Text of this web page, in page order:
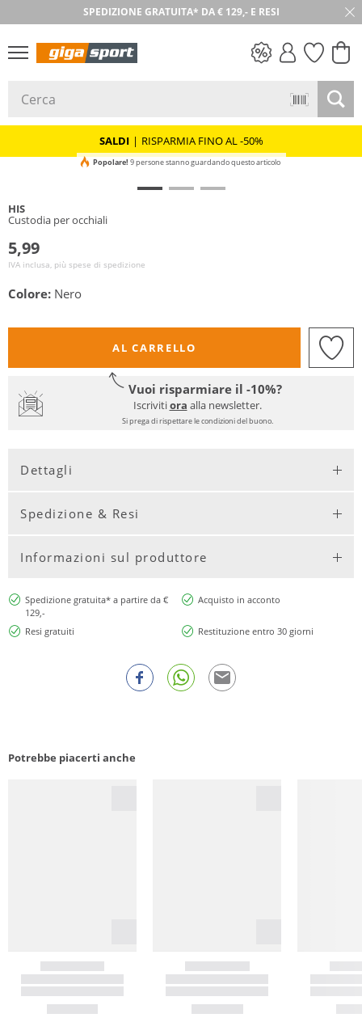
SPEDIZIONE GRATUITA* DA € 129,- E RESI
30 GIORNI DI RESO
SALDI | RISPARMIA FINO AL -50%
Popolare! 9 persone stanno guardando questo articolo
HIS
Custodia per occhiali
5,99
IVA inclusa, più spese di spedizione
Colore: Nero
AL CARRELLO
Vuoi risparmiare il -10%?
Iscrivitiora alla newsletter.
Si prega di rispettare le condizioni del buono.
Dettagli
Spedizione & Resi
Informazioni sul produttore
Spedizione gratuita* a partire da €
129,-
Acquisto in acconto
Resi gratuiti Restituzione entro 30 giorni
Potrebbe piacerti anche